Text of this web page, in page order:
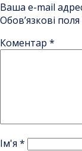
Ваша e-mail
Обов’язкові
Коментар *
Ім'я *